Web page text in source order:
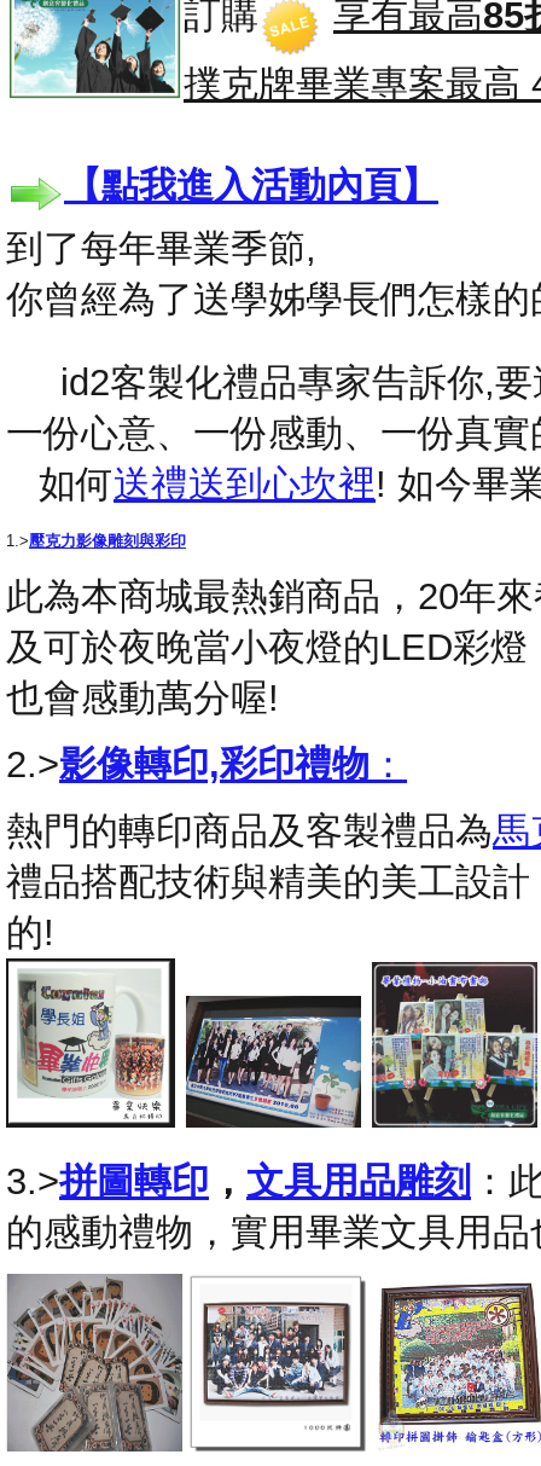
訂購
享有最高85
撲克牌畢業專案最高
【點我進入活動內頁】
到了每年畢業季節,
你曾經為了送學姊學長們怎樣
id2客製化禮品專家告訴你,要
一份心意、一份感動、一份真
如何送禮送到心坎裡! 如今畢
1.>壓克力影像雕刻與彩印
此為本商城最熱銷商品，20年
及可於夜晚當小夜燈的LED彩
也會感動萬分喔!
2.>影像轉印,彩印禮物 ：
熱門的轉印商品及客製禮品為馬
禮品搭配技術與精美的美工設
的!
3.>拼圖轉印 ， 文具用品雕刻 ：
的感動禮物，實用畢業文具用